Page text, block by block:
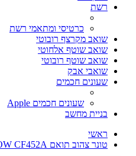
רשת
כרטיסי ומתאמי רשת
שואב מקרצף רובוטי
שואב שוטף אלחוטי
שואב שוטף רובוטי
שואבי אבק
שעונים חכמים
שעונים חכמים Apple
בניית מחשב
ראשי
טונר צהוב תואם HP 655A YELLOW CF452A